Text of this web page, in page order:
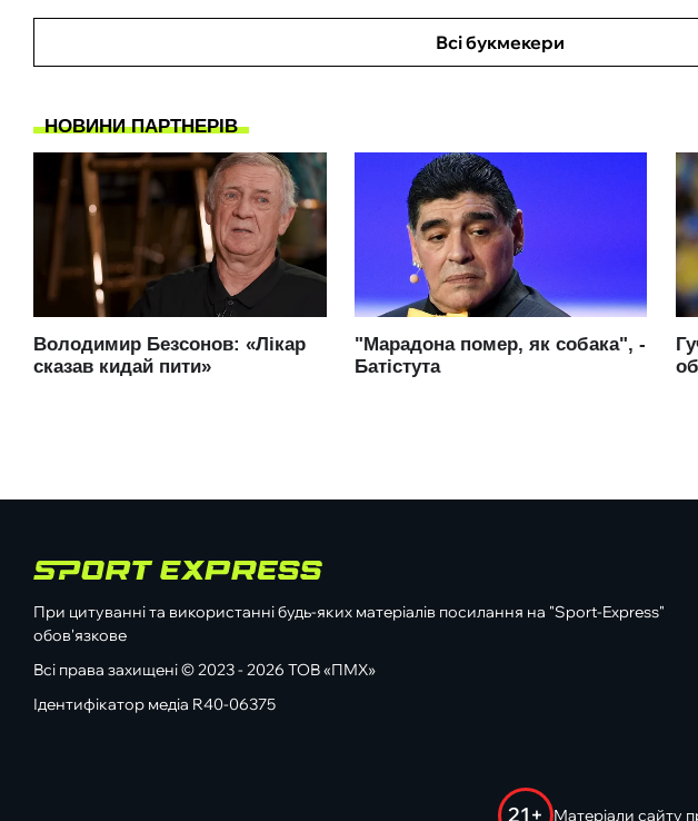
Всі букмекери
При цитуванні та використанні будь-яких матеріалів посилання на "Sport-Express"
обов'язкове
Всі права захищені © 2023 - 2026 ТОВ «ПМХ»
Ідентифікатор медіа R40-06375
21+ Матеріали сайту